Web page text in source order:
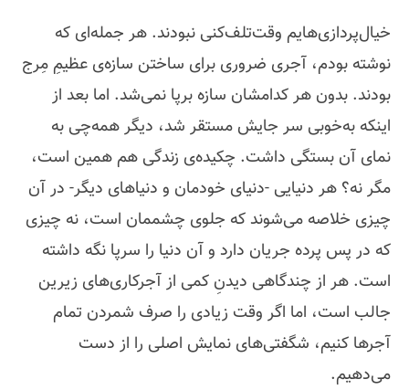
خیال‌پردازی‌هایم وقت‌تلف‌کنی نبودند. هر جمله‌ای که
نوشته بودم، آجری ضروری برای ساختن سازه‌ی عظیمِ مِرج
بودند. بدون هر کدامشان سازه برپا نمی‌شد. اما بعد از
اینکه به‌خوبی سر جایش مستقر شد، دیگر همه‌چی به
نمای آن بستگی داشت. چکیده‌ی زندگی هم همین است،
مگر نه؟ هر دنیایی -دنیای خودمان و دنیاهای دیگر- در آن
چیزی خلاصه می‌شوند که جلوی چشممان است، نه چیزی
که در پس پرده جریان دارد و آن دنیا را سرپا نگه داشته
است. هر از چندگاهی دیدنِ کمی از آجرکاری‌های زیرین
جالب است، اما اگر وقت زیادی را صرف شمردن تمام
آجرها کنیم، شگفتی‌های نمایش اصلی را از دست
می‌دهیم.